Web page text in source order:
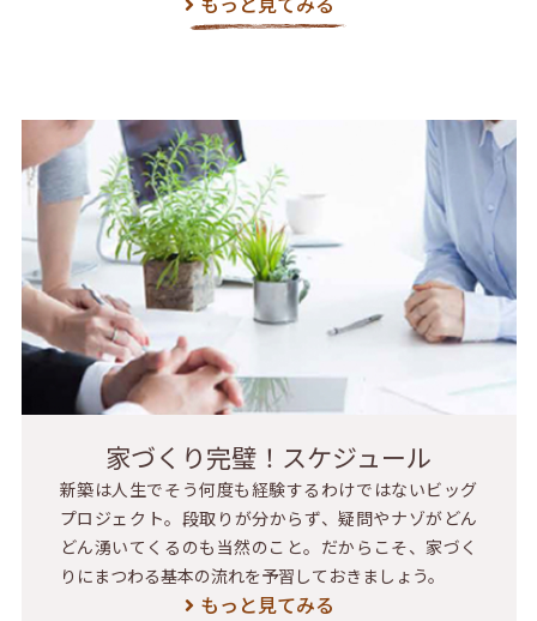
家づくり完璧！スケジュール
新築は人生でそう何度も経験するわけではないビッグ
プロジェクト。段取りが分からず、疑問やナゾがどん
どん湧いてくるのも当然のこと。だからこそ、家づく
りにまつわる基本の流れを予習しておきましょう。
もっと見てみる